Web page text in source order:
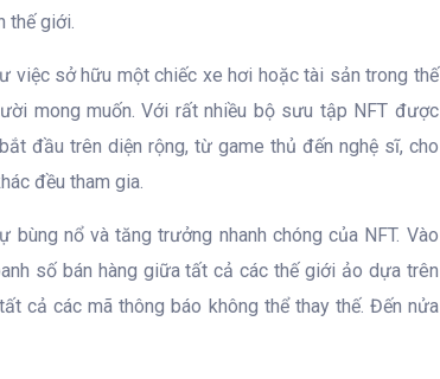
thế giới.
việc sở hữu một chiếc xe hơi hoặc tài sản trong thế
mong muốn. Với rất nhiều bộ sưu tập NFT được
đầu trên diện rộng, từ game thủ đến nghệ sĩ, cho
đều tham gia.
nổ và tăng trưởng nhanh chóng của NFT. Vào
số bán hàng giữa tất cả các thế giới ảo dựa trên
cả các mã thông báo không thể thay thế. Đến nửa